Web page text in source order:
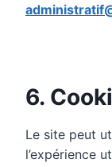
6.
Le site peut
l’expérience